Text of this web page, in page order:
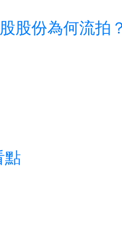
股份為何流拍
點